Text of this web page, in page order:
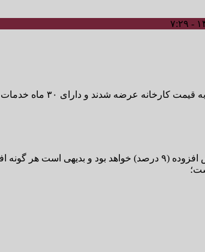
اقتصاد ۱۰۰- گروه صنعتی بارز از آغاز طرح
دولتی بارز، قیمت مصوب در روز خرید به علاوه هزینه بسته‌بندی، عوارض و مالیات بر